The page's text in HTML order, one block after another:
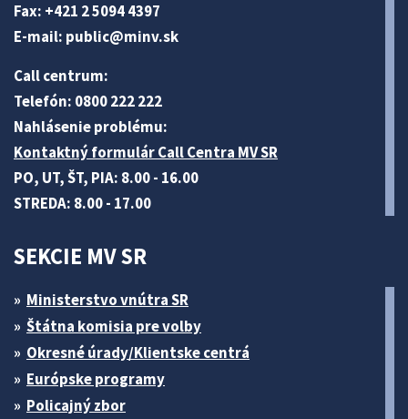
Fax: +421 2 5094 4397
E-mail: public@minv.sk
Call centrum:
Telefón: 0800 222 222
Nahlásenie problému:
Kontaktný formulár Call Centra MV SR
PO, UT, ŠT, PIA: 8.00 - 16.00
STREDA: 8.00 - 17.00
SEKCIE MV SR
Ministerstvo vnútra SR
Štátna komisia pre volby
Okresné úrady/Klientske centrá
Európske programy
Policajný zbor